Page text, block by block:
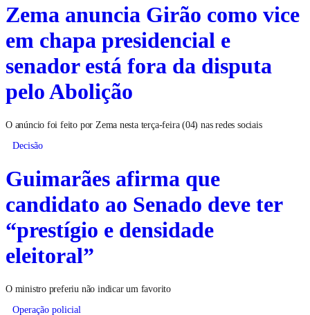
Zema anuncia Girão como vice
em chapa presidencial e
senador está fora da disputa
pelo Abolição
O anúncio foi feito por Zema nesta terça-feira (04) nas redes sociais
Decisão
Guimarães afirma que
candidato ao Senado deve ter
“prestígio e densidade
eleitoral”
O ministro preferiu não indicar um favorito
Operação policial